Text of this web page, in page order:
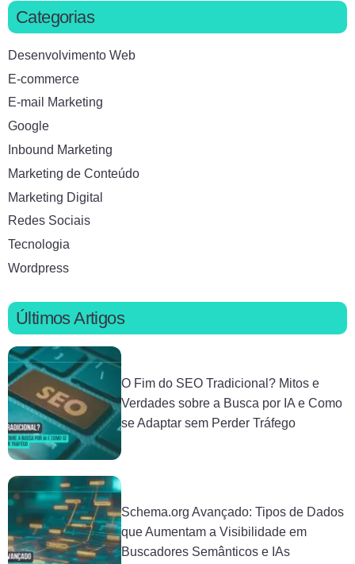
Categorias
Desenvolvimento Web
E-commerce
E-mail Marketing
Google
Inbound Marketing
Marketing de Conteúdo
Marketing Digital
Redes Sociais
Tecnologia
Wordpress
Últimos Artigos
O Fim do SEO Tradicional? Mitos e
Verdades sobre a Busca por IA e Como
se Adaptar sem Perder Tráfego
Schema.org Avançado: Tipos de Dados
que Aumentam a Visibilidade em
Buscadores Semânticos e IAs